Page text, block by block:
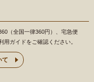
（全国一律360円）、宅急便
用ガイドをご確認ください。
て